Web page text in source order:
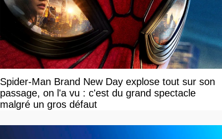
Spider-Man Brand New Day explose tout sur son
passage, on l'a vu : c'est du grand spectacle
malgré un gros défaut